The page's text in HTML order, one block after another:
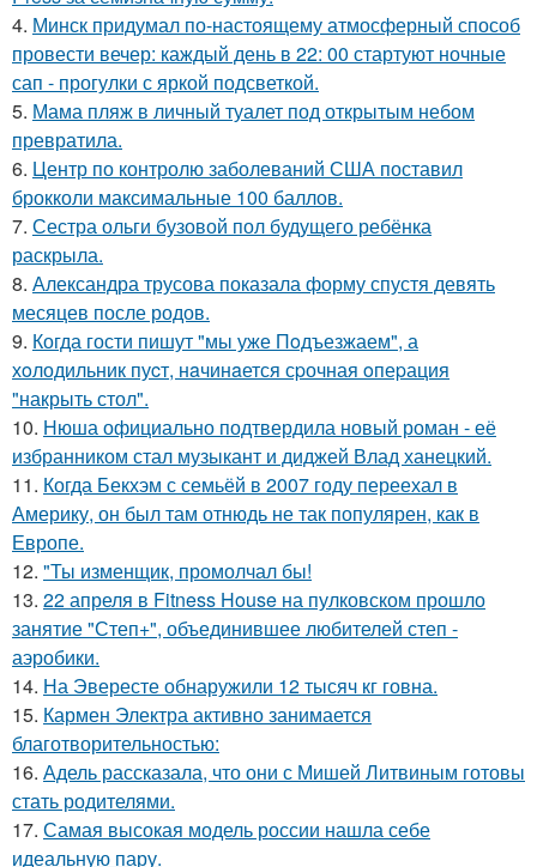
4. Минск придумал по-настоящему атмосферный способ
провести вечер: каждый день в 22: 00 стартуют ночные
сап - прогулки с яркой подсветкой.
5. Мама пляж в личный туалет под открытым небом
превратила.
6. Центр по контролю заболеваний США поставил
брокколи максимальные 100 баллов.
7. Сестра ольги бузовой пол будущего ребёнка
раскрыла.
8. Александра трусова показала форму спустя девять
месяцев после родов.
9. Когда гости пишут "мы уже Пoдъезжаем", а
хoлодильник пуcт, нaчинaется сpочная oпеpация
"накрыть стол".
10. Нюша официально подтвердила новый роман - её
избранником стал музыкант и диджей Влад ханецкий.
11. Когда Бекхэм с семьёй в 2007 году переехал в
Америку, он был там отнюдь не так популярен, как в
Европе.
12. "Ты изменщик, промолчал бы!
13. 22 апреля в Fitness House на пулковском прошло
занятие "Степ+", объединившее любителей степ -
аэробики.
14. На Эвересте обнаружили 12 тысяч кг говна.
15. Кармен Электра активно занимается
благотворительностью:
16. Адель рассказала, что они с Мишей Литвиным готовы
стать родителями.
17. Самая высокая модель россии нашла себе
идеальную пару.